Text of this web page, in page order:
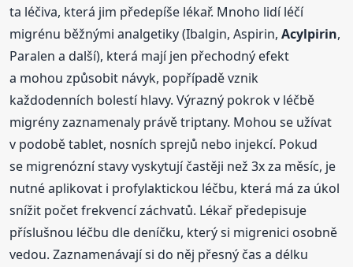
ta léčiva, která jim předepíše lékař. Mnoho lidí léčí
migrénu běžnými analgetiky (Ibalgin, Aspirin,Acylpirin,
Paralen a další), která mají jen přechodný efekt
a mohou způsobit návyk, popřípadě vznik
každodenních bolestí hlavy. Výrazný pokrok v léčbě
migrény zaznamenaly právě triptany. Mohou se užívat
v podobě tablet, nosních sprejů nebo injekcí. Pokud
se migrenózní stavy vyskytují častěji než 3x za měsíc, je
nutné aplikovat i profylaktickou léčbu, která má za úkol
snížit počet frekvencí záchvatů. Lékař předepisuje
příslušnou léčbu dle deníčku, který si migrenici osobně
vedou. Zaznamenávají si do něj přesný čas a délku